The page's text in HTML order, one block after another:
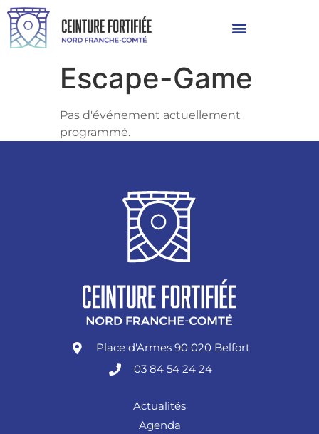
Escape-Game
Pas d'événement actuellement
programmé.
Place d'Armes 90 020 Belfort
03 84 54 24 24
Actualités
Agenda